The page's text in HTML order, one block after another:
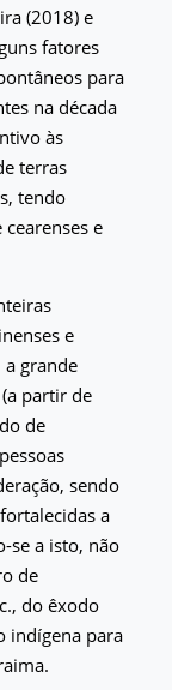
(2018) e
fatores
para
na década
às
terras
tendo
e
e
a grande
partir de
de
sendo
a
se a isto, não
de
do êxodo
indígena para